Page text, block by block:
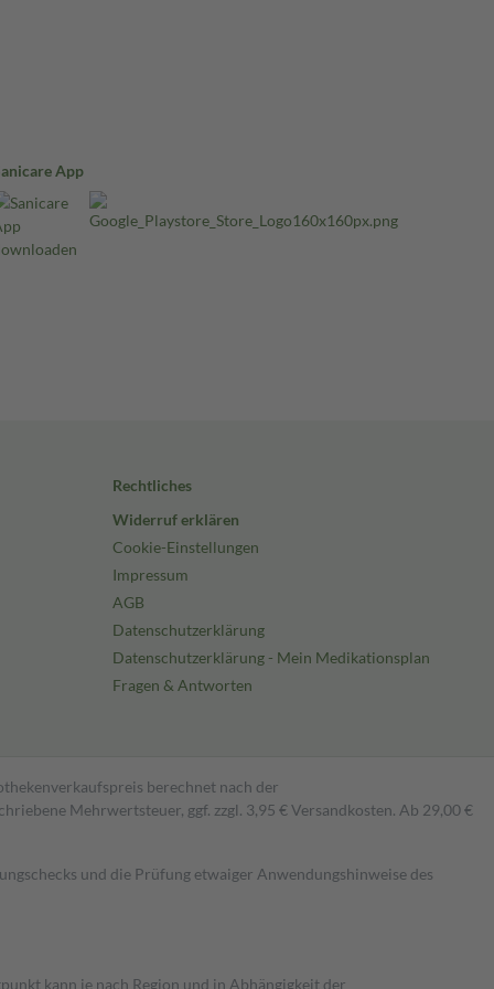
App
Rechtliches
Widerruf erklären
Cookie-Einstellungen
Impressum
AGB
Datenschutzerklärung
Datenschutzerklärung - Mein Medikationsplan
Fragen & Antworten
berechnet nach der
Mehrwertsteuer, ggf. zzgl. 3,95 € Versandkosten. Ab 29,00 €
und die Prüfung etwaiger Anwendungshinweise des
kann je nach Region und in Abhängigkeit der